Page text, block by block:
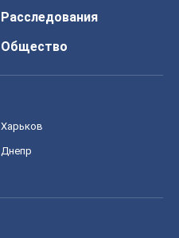
Расследования
Общество
Харьков
Днепр